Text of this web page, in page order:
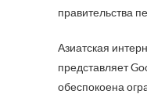
правительства
Азиатская
представляет
обеспокоена